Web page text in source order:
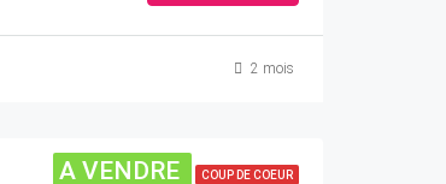
2 mois
A VENDRE COUP DE COEUR